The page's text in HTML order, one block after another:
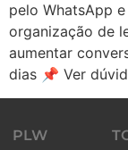
pelo WhatsApp
organização de
aumentar
dias 📌 Ver
PLW